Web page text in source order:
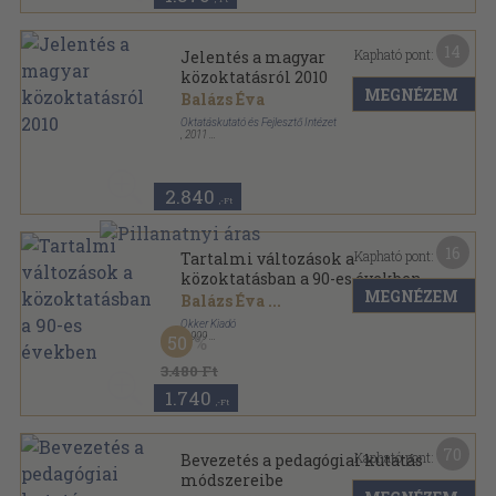
Jelentés a magyar
közoktatásról 2010
Balázs Éva
Oktatáskutató és Fejlesztő Intézet
2011
2.840 ,-Ft
Kapható pont:
MEGNÉZEM
Tartalmi változások a
közoktatásban a 90-es években
Balázs Éva ...
Okker Kiadó
, 1999
Ragasztott papírkötés
3.480 Ft
50
1.740 ,-Ft
Kapható pont:
MEGNÉZEM
Bevezetés a pedagógiai kutatás
módszereibe
Kapható pont: